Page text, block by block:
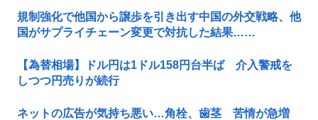
規制強化で他国から譲歩を引き出す中国の外交戦略、他
国がサプライチェーン変更で対抗した結果……
【為替相場】ドル円は1ドル158円台半ば 介入警戒を
しつつ円売りが続行
ネットの広告が気持ち悪い…角栓、歯茎 苦情が急増